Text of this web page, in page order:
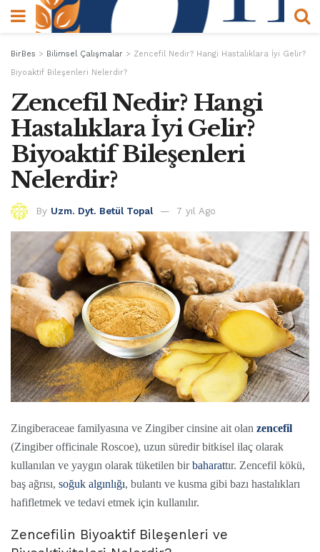
BirBes > Bilimsel Çalışmalar > Zencefil Nedir? Hangi Hastalıklara İyi Gelir?
Biyoaktif Bileşenleri Nelerdir?
Zencefil Nedir? Hangi
Hastalıklara İyi Gelir?
Biyoaktif Bileşenleri
Nelerdir?
By Uzm. Dyt. Betül Topal 7 yıl Ago
Zingiberaceae familyasına ve Zingiber cinsine ait olan zencefil
(Zingiber officinale Roscoe), uzun süredir bitkisel ilaç olarak
kullanılan ve yaygın olarak tüketilen birbaharattır. Zencefil kökü,
baş ağrısı, soğuk algınlığı, bulantı ve kusma gibi bazı hastalıkları
hafifletmek ve tedavi etmek için kullanılır.
Zencefilin Biyoaktif Bileşenleri ve